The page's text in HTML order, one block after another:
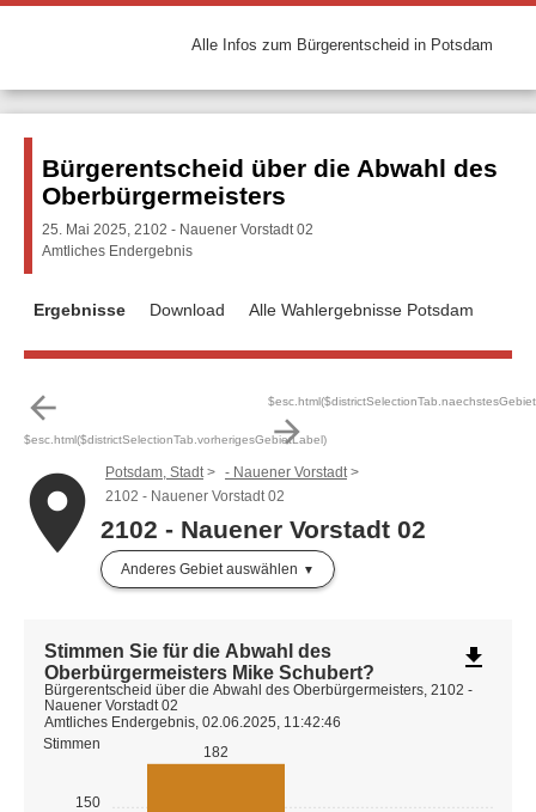
Alle Infos zum Bürgerentscheid in Potsdam
Bürgerentscheid über die Abwahl des
Oberbürgermeisters
25. Mai 2025, 2102 - Nauener Vorstadt 02
Amtliches Endergebnis
Ergebnisse Download Alle Wahlergebnisse Potsdam
arrow_back
$esc.html($districtSelectionTab.vorherigesGebietLabel)
arrow_forward
placePotsdam, Stadt
- Nauener Vorstadt
2102 - Nauener Vorstadt 02
2102 - Nauener Vorstadt 02
Anderes Gebiet auswählen
150
Stimmen
182
Stimmen Sie für die Abwahl des
Oberbürgermeisters Mike Schubert?
Bürgerentscheid über die Abwahl des Oberbürgermeisters, 2102 -
Nauener Vorstadt 02
Amtliches Endergebnis, 02.06.2025, 11:42:46
file_download